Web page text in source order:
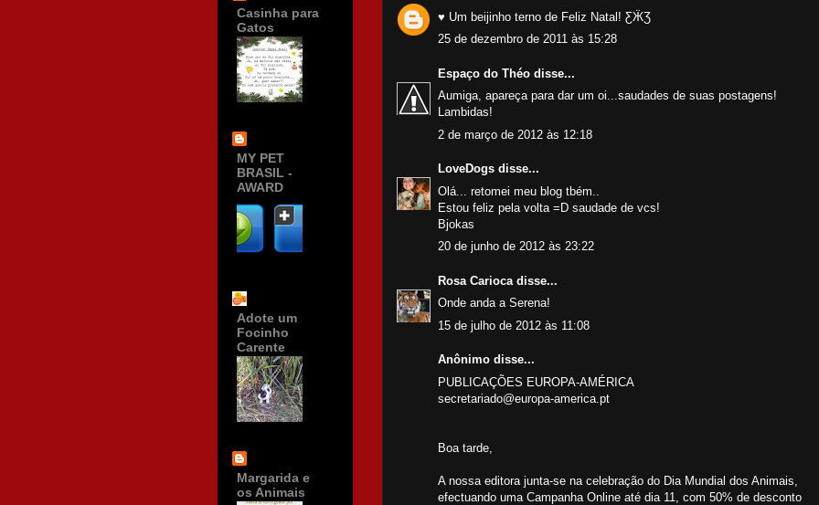
♥ Um beijinho terno de Feliz Natal! ƸӜƷ
25 de dezembro de 2011 às 15:28
Espaço do Théo disse...
Aumiga, apareça para dar um oi...saudades de suas postagens!
Lambidas!
2 de março de 2012 às 12:18
LoveDogs disse...
Olá... retomei meu blog tbém..
Estou feliz pela volta =D saudade de vcs!
Bjokas
20 de junho de 2012 às 23:22
Rosa Carioca disse...
Onde anda a Serena!
15 de julho de 2012 às 11:08
Anônimo disse...
PUBLICAÇÕES EUROPA-AMÉRICA
secretariado@europa-america.pt
Boa tarde,
A nossa editora junta-se na celebração do Dia Mundial dos Animais,
efectuando uma Campanha Online até dia 11, com 50% de desconto
Casinha para
Gatos
MY PET
BRASIL -
AWARD
Adote um
Focinho
Carente
Margarida e
os Animais